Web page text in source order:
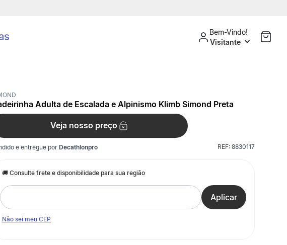
Bem-Vindo!
Visitante
Adulta de Escalada e Alpinismo Klimb Simond Preta
Veja nosso preço
e entregue porDecathlonpro REF: 8830117
Não sei meu CEP